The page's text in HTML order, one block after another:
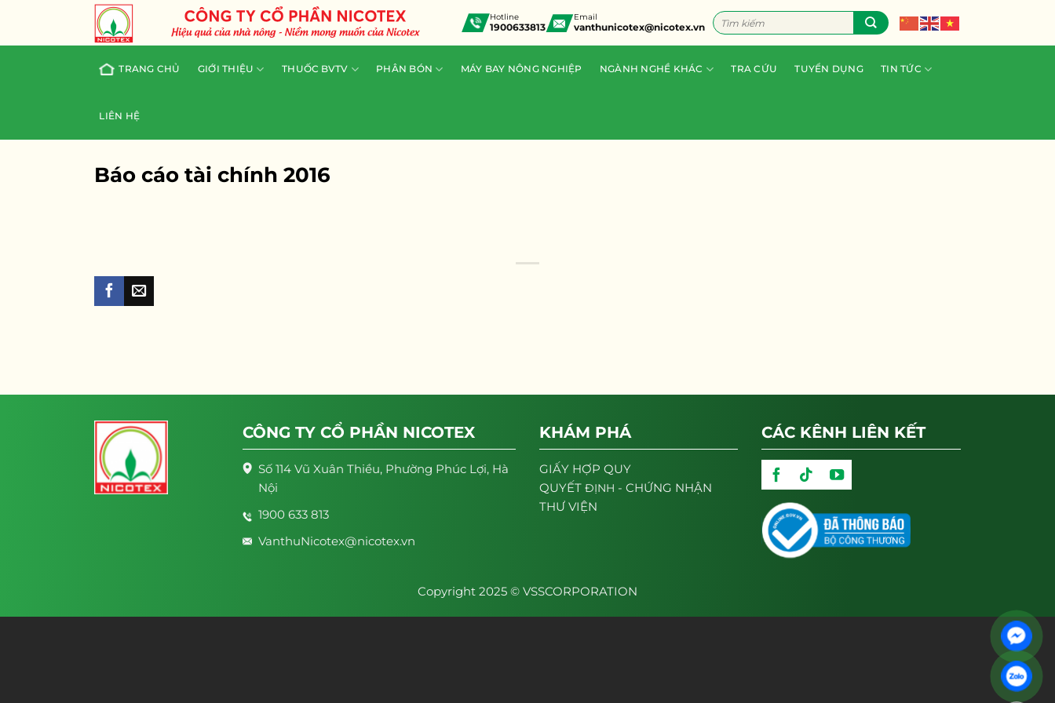
content
Hotline
1900633813
Email
vanthunicotex@nicotex.vn
Tìm
kiếm:
TRANG CHỦ GIỚI THIỆU THUỐC BVTV PHÂN BÓN MÁY BAY NÔNG NGHIỆP NGÀNH NGHỀ KHÁC TRA CỨU TUYỂN DỤNG TIN TỨC
LIÊN HỆ
Báo cáo tài chính 2016
CÔNG TY CỔ PHẦN NICOTEX
Số 114 Vũ Xuân Thiều, Phường Phúc Lợi, Hà
Nội
1900 633 813
VanthuNicotex@nicotex.vn
KHÁM PHÁ
GIẤY HỢP QUY
QUYẾT ĐỊNH - CHỨNG NHẬN
THƯ VIỆN
CÁC KÊNH LIÊN KẾT
Copyright 2025 © VSSCORPORATION